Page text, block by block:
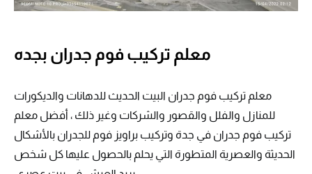
معلم تركيب فوم جدران بجده
معلم تركيب فوم جدران البيت الحديث للدهانات والديكورات
للمنازل والفلل والقصور والشركات وغير ذلك ، أفضل معلم
تركيب فوم جدران في جدة وتركيب براويز فوم للجدران بالأشكال
الحديثة والعصرية المتطورة التي يحلم بالحصول عليها كل شخص